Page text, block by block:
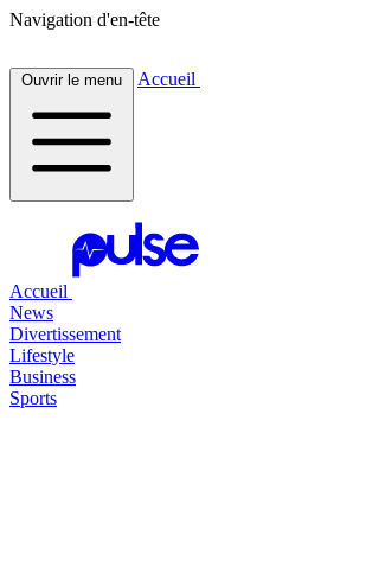
Navigation d'en-tête
Ouvrir le menu Accueil
Accueil
News
Divertissement
Lifestyle
Business
Sports